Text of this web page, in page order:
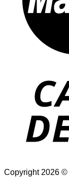
Copyright 2026 ©